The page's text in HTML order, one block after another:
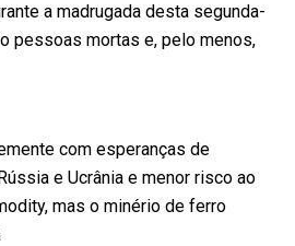
a madrugada desta segunda-
pessoas mortas e, pelo menos,
com esperanças de
e Ucrânia e menor risco ao
mas o minério de ferro